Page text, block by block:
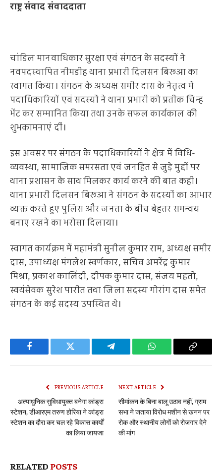
राष्ट्र संवाद संवाददाता
चांडिल मानवाधिकार सुरक्षा एवं संगठन के सदस्यों ने
नवपदस्थापित नीमडीह थाना प्रभारी दिलसन बिरूआ का
स्वागत किया। संगठन के अध्यक्ष समीर दास के नेतृत्व में
पदाधिकारियों एवं सदस्यों ने थाना प्रभारी को प्रतीक चिन्ह
भेंट कर सम्मानित किया तथा उनके सफल कार्यकाल की
शुभकामनाएं दीं।
इस अवसर पर संगठन के पदाधिकारियों ने क्षेत्र में विधि-
व्यवस्था, सामाजिक समरसता एवं जनहित से जुड़े मुद्दों पर
थाना प्रशासन के साथ मिलकर कार्य करने की बात कही।
थाना प्रभारी दिलसन बिरूआ ने संगठन के सदस्यों का आभार
व्यक्त करते हुए पुलिस और जनता के बीच बेहतर समन्वय
बनाए रखने का भरोसा दिलाया।
स्वागत कार्यक्रम में महामंत्री सुनील कुमार राम, अध्यक्ष समीर
दास, उपाध्यक्ष मंगलेश स्वर्णकार, सचिव अमरेंद्र कुमार
मिश्रा, प्रकाश कालिंदी, दीपक कुमार दास, संजय महतो,
स्वयंसेवक सुरेश पारीत तथा जिला सदस्य गोरांग दास समेत
संगठन के कई सदस्य उपस्थित थे।
Facebook Twitter Telegram WhatsApp Copy
PREVIOUS ARTICLE
अत्याधुनिक सुविधायुक्त बनेगा कांड्रा
स्टेशन, डीआरएम तरुण होरिया ने कांड्रा
स्टेशन का दौरा कर चल रहे विकास कार्यों
का लिया जायजा
NEXT ARTICLE
सीमांकन के बिना बालू उठाव नहीं, ग्राम
सभा ने जताया विरोध मशीन से खनन पर
रोक और स्थानीय लोगों को रोजगार देने
की मांग
RELATED POSTS